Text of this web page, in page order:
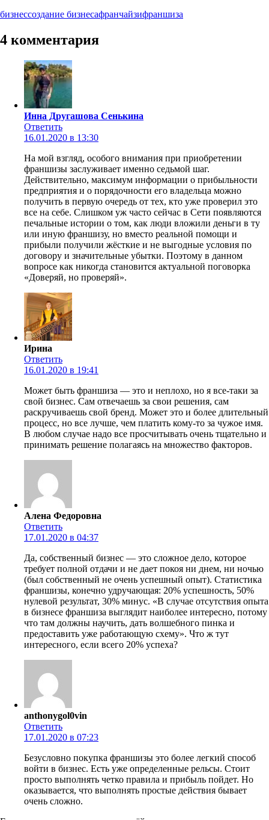
бизнессоздание бизнесафранчайзифраншиза
4 комментария
Инна Другашова Сенькина
Ответить
16.01.2020 в 13:30
На мой взгляд, особого внимания при приобретении
франшизы заслуживает именно седьмой шаг.
Действительно, максимум информации о прибыльности
предприятия и о порядочности его владельца можно
получить в первую очередь от тех, кто уже проверил это
все на себе. Слишком уж часто сейчас в Сети появляются
печальные истории о том, как люди вложили деньги в ту
или иную франшизу, но вместо реальной помощи и
прибыли получили жёсткие и не выгодные условия по
договору и значительные убытки. Поэтому в данном
вопросе как никогда становится актуальной поговорка
«Доверяй, но проверяй».
Ирина
Ответить
16.01.2020 в 19:41
Может быть франшиза — это и неплохо, но я все-таки за
свой бизнес. Сам отвечаешь за свои решения, сам
раскручиваешь свой бренд. Может это и более длительный
процесс, но все лучше, чем платить кому-то за чужое имя.
В любом случае надо все просчитывать очень тщательно и
принимать решение полагаясь на множество факторов.
Алена Федоровна
Ответить
17.01.2020 в 04:37
Да, собственный бизнес — это сложное дело, которое
требует полной отдачи и не дает покоя ни днем, ни ночью
(был собственный не очень успешный опыт). Статистика
франшизы, конечно удручающая: 20% успешность, 50%
нулевой результат, 30% минус. «В случае отсутствия опыта
в бизнесе франшиза выглядит наиболее интересно, потому
что там должны научить, дать волшебного пинка и
предоставить уже работающую схему». Что ж тут
интересного, если всего 20% успеха?
anthonygol0vin
Ответить
17.01.2020 в 07:23
Безусловно покупка франшизы это более легкий способ
войти в бизнес. Есть уже определенные рельсы. Стоит
просто выполнять четко правила и прибыль пойдет. Но
оказывается, что выполнять простые действия бывает
очень сложно.